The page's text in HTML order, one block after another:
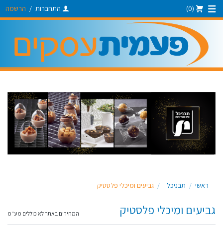
(0) התחברות / הרשמה
ראשי תבניכל גביעים ומיכלי פלסטיק
גביעים ומיכלי פלסטיק המחירים באתר לא כוללים מע"מ